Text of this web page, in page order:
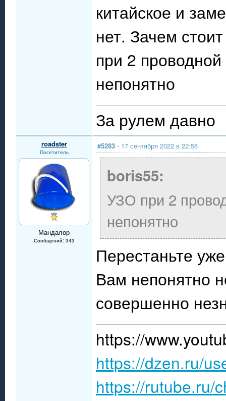
китайское и
нет. Зачем
при 2
непонятно
За рулем давно
roadster
Посетитель
Мандалор
Сообщений: 343
#5283 - 17 сентября 2022 в 22:56
boris55:
УЗО при 2
непонятно
Перестаньте
Вам непонятно
совершенно
https://
https://dzen.ru/
https://rutube.ru/